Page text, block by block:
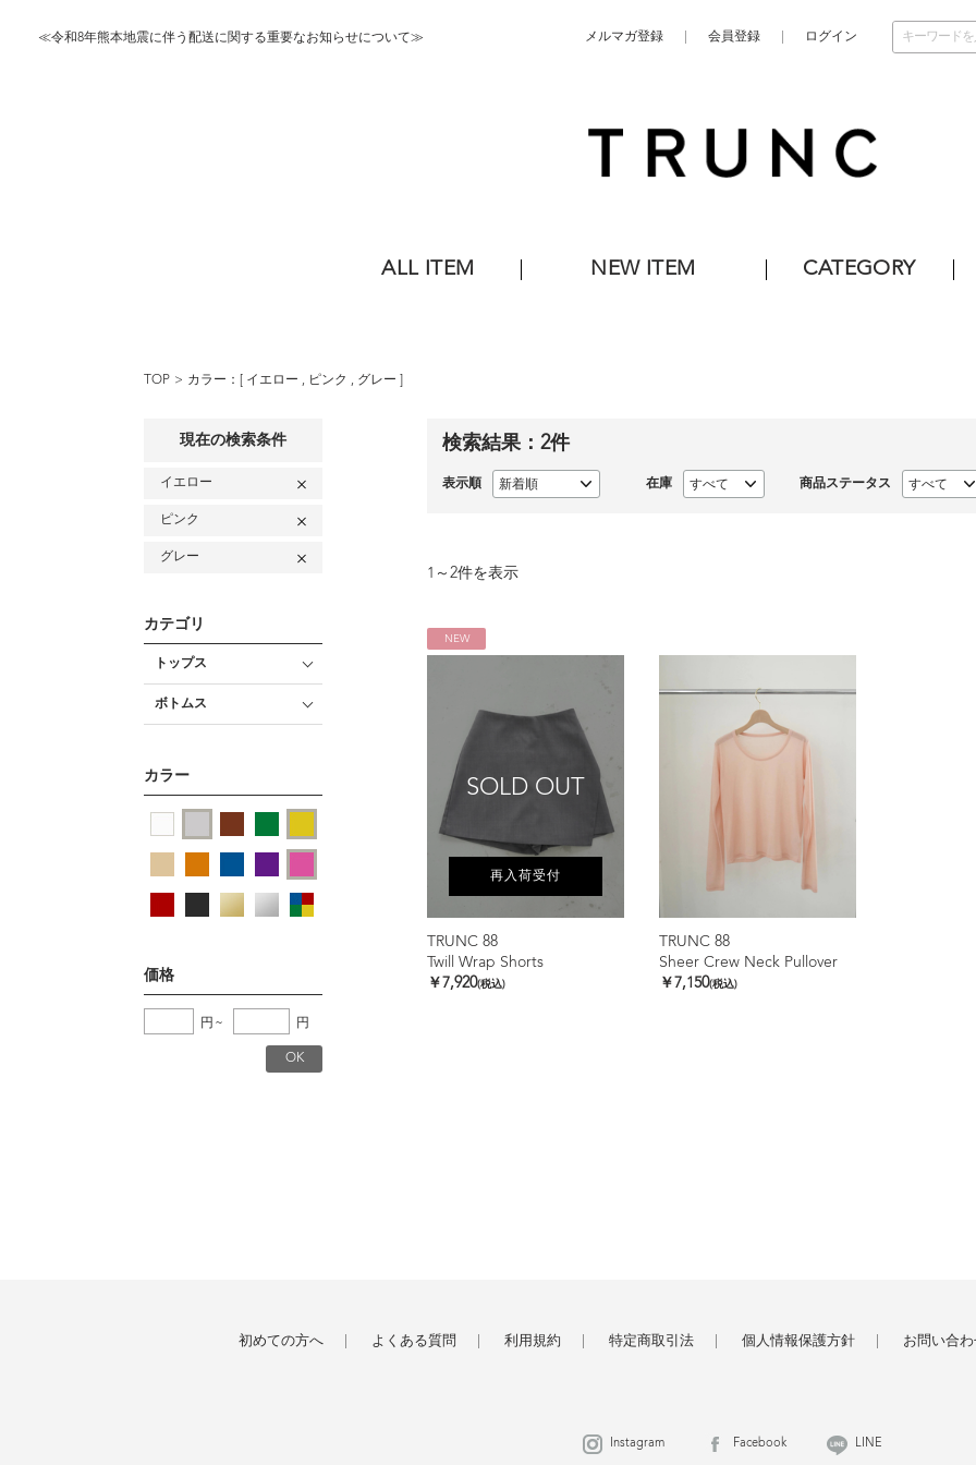
≪令和8年熊本地震に伴う配送に関する重要なお知らせについて≫ メルマガ登録 会員登録 ログイン
ALL ITEM NEW ITEM CATEGORY
TOP カラー：[ イエロー , ピンク , グレー
現在の検索条件
イエロー
ピンク
グレー
カテゴリ
トップス
ボトムス
カラー
価格
円 ~ 円
検索結果： 2件
表示順 在庫 商品ステータス
1 ～ 2件を表示
NEW
SOLD OUT
再入荷受付
TRUNC 88
Twill Wrap Shorts
￥7,920(税込)
TRUNC 88
Sheer Crew Neck Pullover
￥7,150(税込)
初めての方へ よくある質問 利用規約 特定商取引法 個人情報保護方針 お問い合
Instagram Facebook LINE